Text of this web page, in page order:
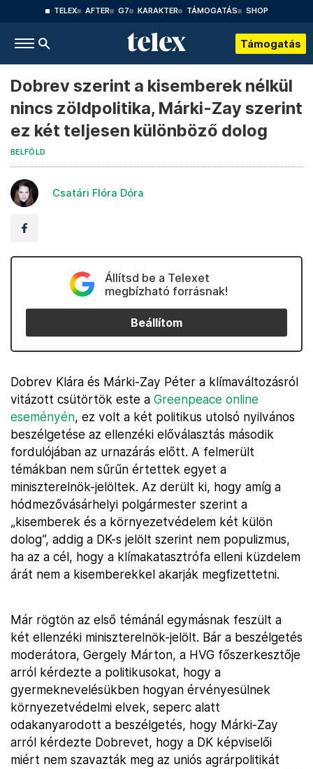
TELEX AFTER G7 KARAKTER TÁMOGATÁS SHOP
Támogatás
Dobrev szerint a kisemberek nélkül
nincs zöldpolitika, Márki-Zay szerint
ez két teljesen különböző dolog
BELFÖLD
Csatári Flóra Dóra
Állítsd be a Telexet
megbízható forrásnak!
Beállítom
Dobrev Klára és Márki-Zay Péter a klímaváltozásról
vitázott csütörtök este a Greenpeace online
eseményén, ez volt a két politikus utolsó nyilvános
beszélgetése az ellenzéki előválasztás második
fordulójában az urnazárás előtt. A felmerült
témákban nem sűrűn értettek egyet a
miniszterelnök-jelöltek. Az derült ki, hogy amíg a
hódmezővásárhelyi polgármester szerint a
„kisemberek és a környezetvédelem két külön
dolog”, addig a DK-s jelölt szerint nem populizmus,
ha az a cél, hogy a klímakatasztrófa elleni küzdelem
árát nem a kisemberekkel akarják megfizettetni.
Már rögtön az első témánál egymásnak feszült a
két ellenzéki miniszterelnök-jelölt. Bár a beszélgetés
moderátora, Gergely Márton, a HVG főszerkesztője
arról kérdezte a politikusokat, hogy a
gyermeknevelésükben hogyan érvényesülnek
környezetvédelmi elvek, seperc alatt
odakanyarodott a beszélgetés, hogy Márki-Zay
arról kérdezte Dobrevet, hogy a DK képviselői
miért nem szavazták meg az uniós agrárpolitikát